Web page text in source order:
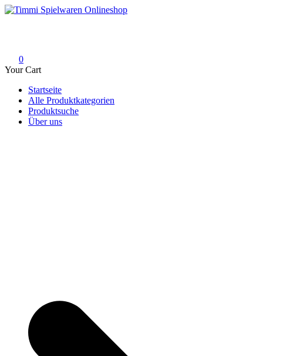
Skip
0
Your Cart
Startseite
Alle Produktkategorien
Produktsuche
Über uns